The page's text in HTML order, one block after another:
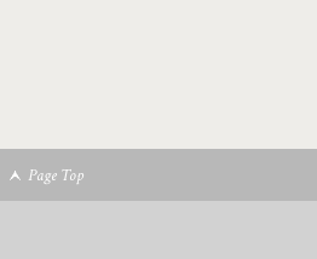
Page Top